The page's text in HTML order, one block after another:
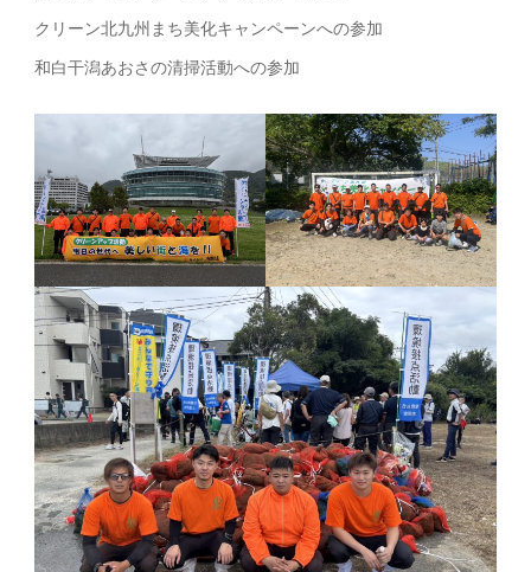
クリーン北九州まち美化キャンペーンへの参加
和白干潟あおさの清掃活動への参加